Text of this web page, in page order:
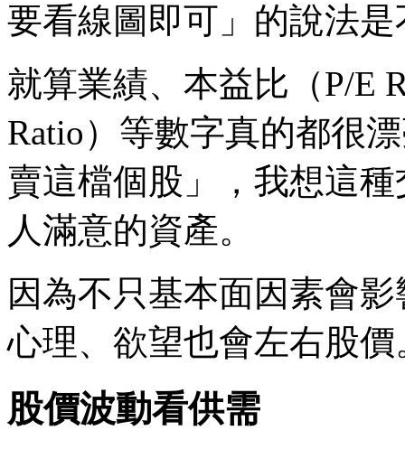
要看線圖即可」的說法
就算業績、本益比（P/E
Ratio）等數字真的都很
賣這檔個股」，我想這
人滿意的資產。
因為不只基本面因素會
心理、欲望也會左右股價
股價波動看供需